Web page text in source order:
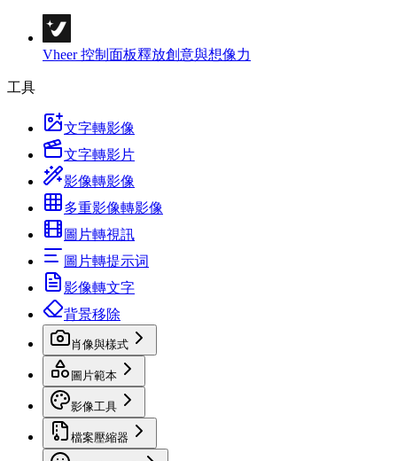
Vheer 控制面板釋放創意與想像力
工具
文字轉影像
文字轉影片
影像轉影像
多重影像轉影像
圖片轉視訊
圖片轉提示词
影像轉文字
背景移除
肖像與樣式
圖片範本
影像工具
檔案壓縮器